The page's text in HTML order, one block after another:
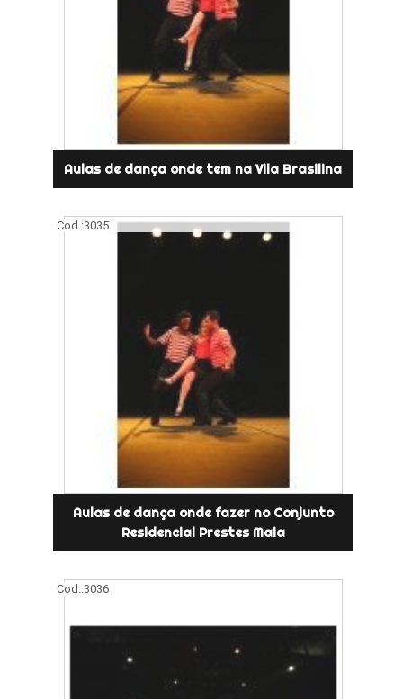
Aulas de dança onde tem na Vila Brasilina
Cod.:3035
Aulas de dança onde fazer no Conjunto
Residencial Prestes Maia
Cod.:3036